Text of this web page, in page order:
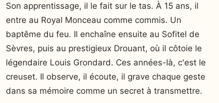
Son apprentissage, il le fait sur le tas. À 15 ans, il
entre au Royal Monceau comme commis. Un
baptême du feu. Il enchaîne ensuite au Sofitel de
Sèvres, puis au prestigieux Drouant, où il côtoie le
légendaire Louis Grondard. Ces années-là, c'est le
creuset. Il observe, il écoute, il grave chaque geste
dans sa mémoire comme un secret à transmettre.